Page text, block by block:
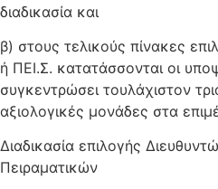
διαδικασία και
β) στους τελικούς πίνακες
ή ΠΕΙ.Σ. κατατάσσονται οι
συγκεντρώσει τουλάχιστον
αξιολογικές μονάδες στα
Διαδικασία επιλογής
Πειραματικών